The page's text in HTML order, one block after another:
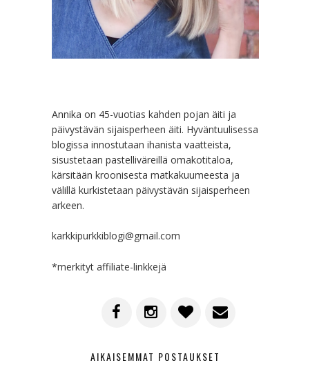
Annika on 45-vuotias kahden pojan äiti ja
päivystävän sijaisperheen äiti. Hyväntuulisessa
blogissa innostutaan ihanista vaatteista,
sisustetaan pastelliväreillä omakotitaloa,
kärsitään kroonisesta matkakuumeesta ja
välillä kurkistetaan päivystävän sijaisperheen
arkeen.
karkkipurkkiblogi@gmail.com
*merkityt affiliate-linkkejä
AIKAISEMMAT POSTAUKSET